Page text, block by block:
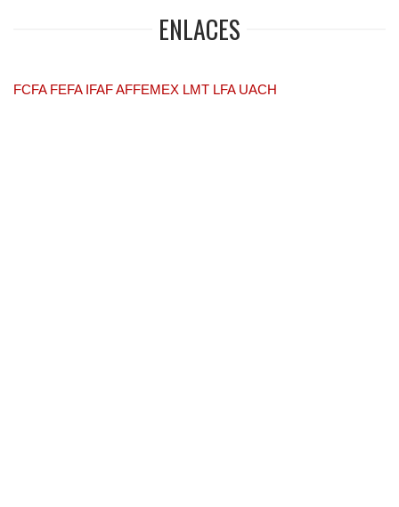
ENLACES
FCFA FEFA IFAFAFFEMEX LMT LFA UACH